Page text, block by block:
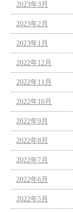
2023年3月
2023年2月
2023年1月
2022年12月
2022年11月
2022年10月
2022年9月
2022年8月
2022年7月
2022年6月
2022年5月